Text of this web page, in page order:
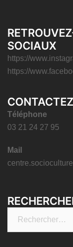
SOCIAUX
https://
https://
Téléphone
03 21 24 27 95
Mail